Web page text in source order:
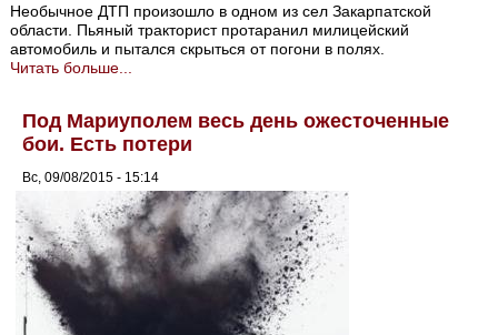
Необычное ДТП произошло в одном из сел Закарпатской
области. Пьяный тракторист протаранил милицейский
автомобиль и пытался скрыться от погони в полях.
Читать больше...
Под Мариуполем весь день ожесточенные
бои. Есть потери
Вс, 09/08/2015 - 15:14